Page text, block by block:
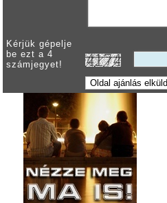
Kérjük gépelje
be ezt a 4
számjegyet!